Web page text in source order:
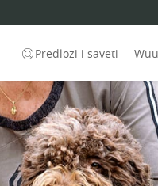
Predlozi i saveti